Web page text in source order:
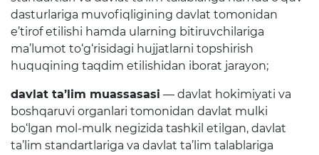
Ta'limga doir terminlar
Kelajak markazi
Hisobotlar
Interaktiv xizmatlar
Elektron kundalik
dasturlariga muvofiqligining davlat tomonidan
e’tirof etilishi hamda ularning bitiruvchilariga
ma’lumot to‘g‘risidagi hujjatlarni topshirish
huquqining taqdim etilishidan iborat jarayon;
davlat ta’lim muassasasi — davlat hokimiyati va
boshqaruvi organlari tomonidan davlat mulki
bo‘lgan mol-mulk negizida tashkil etilgan, davlat
ta’lim standartlariga va davlat ta’lim talablariga